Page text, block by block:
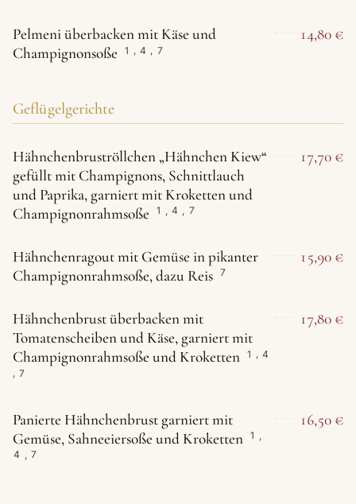
Pelmeni überbacken mit Käse und
Champignonsoße
1 , 4 , 7
14,80 €
Geflügelgerichte
Hähnchenbruströllchen „Hähnchen Kiew“
gefüllt mit Champignons, Schnittlauch
und Paprika, garniert mit Kroketten und
Champignonrahmsoße
1 , 4 , 7
17,70 €
Hähnchenragout mit Gemüse in pikanter
Champignonrahmsoße, dazu Reis
7
15,90 €
Hähnchenbrust überbacken mit
Tomatenscheiben und Käse, garniert mit
Champignonrahmsoße und Kroketten
1 , 4
, 7
17,80 €
Panierte Hähnchenbrust garniert mit
Gemüse, Sahneeiersoße und Kroketten
1
4
7
16,50 €